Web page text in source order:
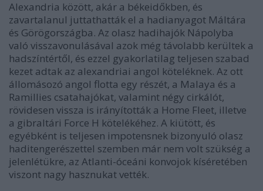
Alexandria között, akár a békeidőkben, és
zavartalanul juttathatták el a hadianyagot Máltára
és Görögországba. Az olasz hadihajók Nápolyba
való visszavonulásával azok még távolabb kerültek a
hadszíntértől, és ezzel gyakorlatilag teljesen szabad
kezet adtak az alexandriai angol köteléknek. Az ott
állomásozó angol flotta egy részét, a Malaya és a
Ramillies csatahajókat, valamint négy cirkálót,
rövidesen vissza is irányították a Home Fleet, illetve
a gibraltári Force H kötelékéhez. A kiütött, és
egyébként is teljesen impotensnek bizonyuló olasz
haditengerészettel szemben már nem volt szükség a
jelenlétükre, az Atlanti-óceáni konvojok kíséretében
viszont nagy hasznukat vették.